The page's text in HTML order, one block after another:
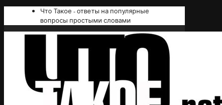
Что Такое - ответы на популярные
вопросы простыми словами